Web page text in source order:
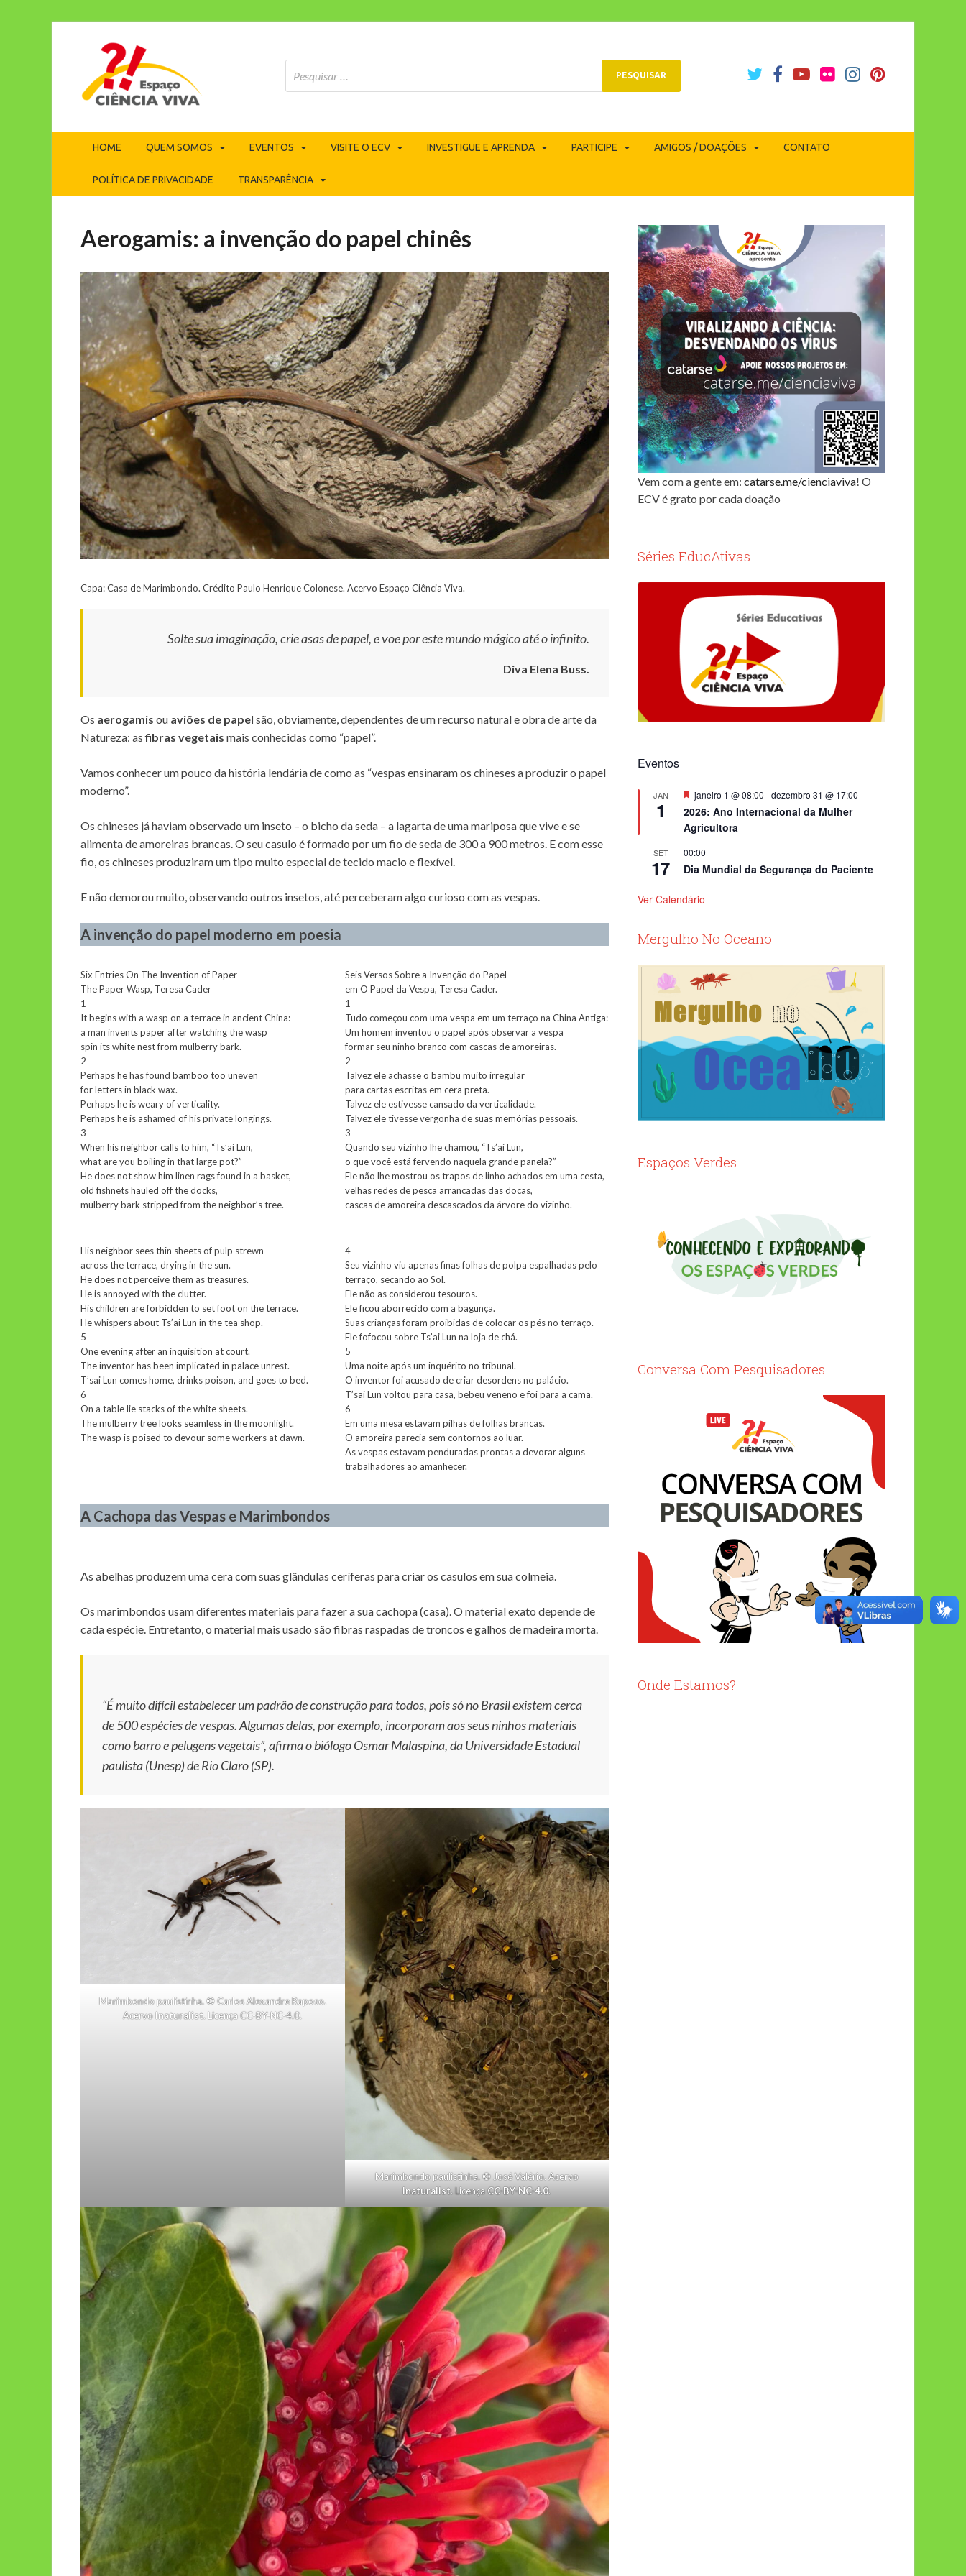
Espaço Ciência Viva
HOME QUEM SOMOS EVENTOS VISITE O ECV INVESTIGUE E APRENDA PARTICIPE AMIGOS / DOAÇÕES CONTATO
POLÍTICA DE PRIVACIDADE TRANSPARÊNCIA
Aerogamis: a invenção do papel chinês
Capa: Casa de Marimbondo. Crédito Paulo Henrique Colonese. Acervo Espaço Ciência Viva.
Solte sua imaginação, crie asas de papel, e voe por este mundo mágico até o infinito.
Diva Elena Buss.
Os aerogamis ou aviões de papel são, obviamente, dependentes de um recurso natural e obra de arte da
Natureza: asfibras vegetais mais conhecidas como “papel”.
Vamos conhecer um pouco da história lendária de como as “vespas ensinaram os chineses a produzir o papel
moderno”.
Os chineses já haviam observado um inseto – o bicho da seda – a lagarta de uma mariposa que vive e se
alimenta de amoreiras brancas. O seu casulo é formado por um fio de seda de 300 a 900 metros. E com esse
fio, os chineses produziram um tipo muito especial de tecido macio e flexível.
E não demorou muito, observando outros insetos, até perceberam algo curioso com as vespas.
A invenção do papel moderno em poesia
Six Entries On The Invention of Paper
The Paper Wasp, Teresa Cader
1
It begins with a wasp on a terrace in ancient China:
a man invents paper after watching the wasp
spin its white nest from mulberry bark.
2
Perhaps he has found bamboo too uneven
for letters in black wax.
Perhaps he is weary of verticality.
Perhaps he is ashamed of his private longings.
3
When his neighbor calls to him, “Ts’ai Lun,
what are you boiling in that large pot?”
He does not show him linen rags found in a basket,
old fishnets hauled off the docks,
mulberry bark stripped from the neighbor’s tree.
Seis Versos Sobre a Invenção do Papel
em O Papel da Vespa, Teresa Cader.
1
Tudo começou com uma vespa em um terraço na China Antiga:
Um homem inventou o papel após observar a vespa
formar seu ninho branco com cascas de amoreiras.
2
Talvez ele achasse o bambu muito irregular
para cartas escritas em cera preta.
Talvez ele estivesse cansado da verticalidade.
Talvez ele tivesse vergonha de suas memórias pessoais.
3
Quando seu vizinho lhe chamou, “Ts’ai Lun,
o que você está fervendo naquela grande panela?”
Ele não lhe mostrou os trapos de linho achados em uma cesta,
velhas redes de pesca arrancadas das docas,
cascas de amoreira descascados da árvore do vizinho.
His neighbor sees thin sheets of pulp strewn
across the terrace, drying in the sun.
He does not perceive them as treasures.
He is annoyed with the clutter.
His children are forbidden to set foot on the terrace.
He whispers about Ts’ai Lun in the tea shop.
5
One evening after an inquisition at court.
The inventor has been implicated in palace unrest.
T’sai Lun comes home, drinks poison, and goes to bed.
6
On a table lie stacks of the white sheets.
The mulberry tree looks seamless in the moonlight.
The wasp is poised to devour some workers at dawn.
4
Seu vizinho viu apenas finas folhas de polpa espalhadas pelo
terraço, secando ao Sol.
Ele não as considerou tesouros.
Ele ficou aborrecido com a bagunça.
Suas crianças foram proibidas de colocar os pés no terraço.
Ele fofocou sobre Ts’ai Lun na loja de chá.
5
Uma noite após um inquérito no tribunal.
O inventor foi acusado de criar desordens no palácio.
T’sai Lun voltou para casa, bebeu veneno e foi para a cama.
6
Em uma mesa estavam pilhas de folhas brancas.
O amoreira parecia sem contornos ao luar.
As vespas estavam penduradas prontas a devorar alguns
trabalhadores ao amanhecer.
A Cachopa das Vespas e Marimbondos
As abelhas produzem uma cera com suas glândulas ceríferas para criar os casulos em sua colmeia.
Os marimbondos usam diferentes materiais para fazer a sua cachopa (casa). O material exato depende de
cada espécie. Entretanto, o material mais usado são fibras raspadas de troncos e galhos de madeira morta.
“É muito difícil estabelecer um padrão de construção para todos, pois só no Brasil existem cerca
de 500 espécies de vespas. Algumas delas, por exemplo, incorporam aos seus ninhos materiais
como barro e pelugens vegetais”, afirma o biólogo Osmar Malaspina, da Universidade Estadual
paulista (Unesp) de Rio Claro (SP).
Marimbondo paulistinha. © Carlos Alexandre Raposo.
AcervoInaturalist. LicençaCC-BY-NC-4.0.
Marimbondo paulistinha. © José Valério. Acervo
Inaturalist. LicençaCC-BY-NC-4.0.
Vem com a gente em:catarse.me/cienciaviva! O
ECV é grato por cada doação
Séries EducAtivas
Eventos
JAN
1
Destacado
janeiro 1 @ 08:00 -dezembro 31 @ 17:00
2026: Ano Internacional da Mulher
Agricultora
SET
17
00:00
Dia Mundial da Segurança do Paciente
Ver Calendário
Mergulho No Oceano
Espaços Verdes
Conversa Com Pesquisadores
Onde Estamos?